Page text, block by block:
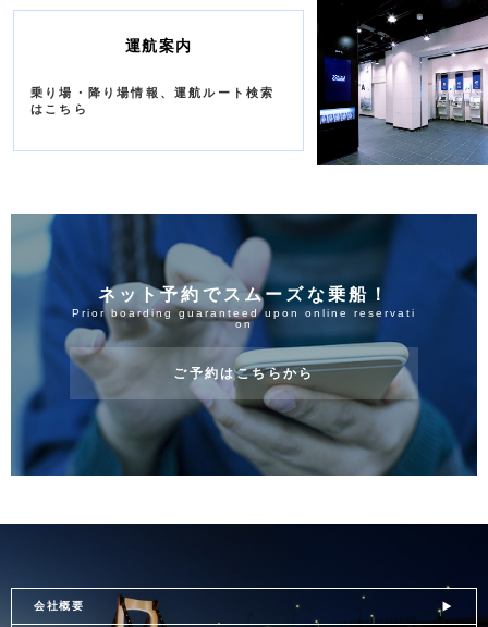
運航案内
乗り場・降り場情報、運航ルート検索
はこちら
ネット予約でスムーズな乗船！
Prior boarding guaranteed upon online reservati
on
ご予約はこちらから
会社概要